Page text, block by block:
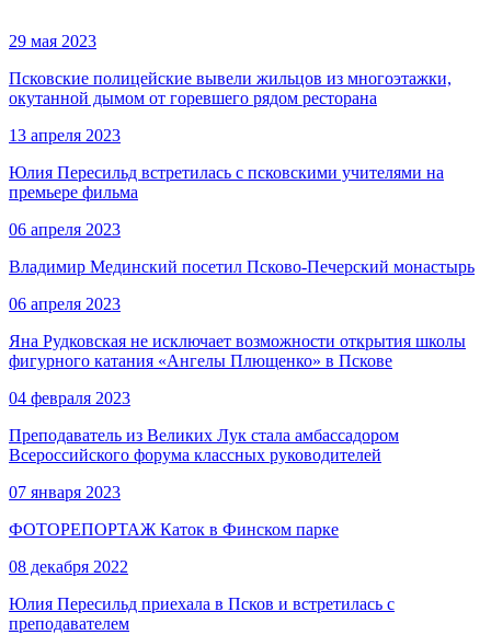
29 мая 2023
Псковские полицейские вывели жильцов из многоэтажки,
окутанной дымом от горевшего рядом ресторана
13 апреля 2023
Юлия Пересильд встретилась с псковскими учителями на
премьере фильма
06 апреля 2023
Владимир Мединский посетил Псково-Печерский монастырь
06 апреля 2023
Яна Рудковская не исключает возможности открытия школы
фигурного катания «Ангелы Плющенко» в Пскове
04 февраля 2023
Преподаватель из Великих Лук стала амбассадором
Всероссийского форума классных руководителей
07 января 2023
ФОТОРЕПОРТАЖ Каток в Финском парке
08 декабря 2022
Юлия Пересильд приехала в Псков и встретилась с
преподавателем